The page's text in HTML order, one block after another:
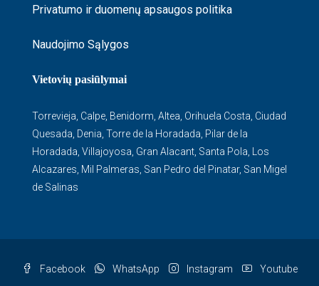
Privatumo ir duomenų apsaugos politika
Naudojimo Sąlygos
Vietovių pasiūlymai
Torrevieja, Calpe, Benidorm, Altea, Orihuela Costa, Ciudad
Quesada, Denia, Torre de la Horadada, Pilar de la
Horadada, Villajoyosa, Gran Alacant, Santa Pola, Los
Alcazares, Mil Palmeras, San Pedro del Pinatar, San Migel
de Salinas
Facebook WhatsApp Instagram Youtube